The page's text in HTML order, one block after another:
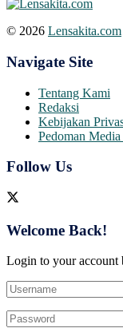
© 2026 Lensakita.com
Navigate Site
Tentang Kami
Redaksi
Kebijakan
Pedoman
Follow Us
Welcome Back!
Login to your account